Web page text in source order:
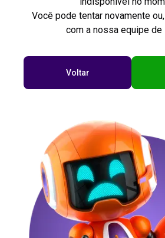
Você pode tentar novamente
com a nossa equipe de
Voltar